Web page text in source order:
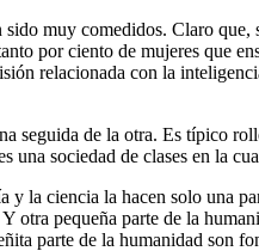
muy comedidos. Claro
por ciento de mujeres que
relacionada con la
seguida de la otra. Es típico
sociedad de clases en la
la ciencia la hacen solo una
otra pequeña parte de la
parte de la humanidad son